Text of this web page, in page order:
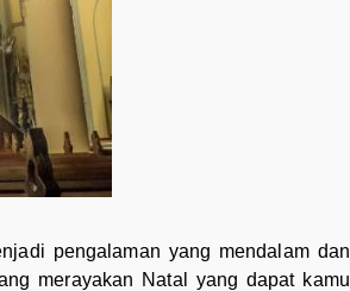
pengalaman yang mendalam dan
merayakan Natal yang dapat kamu